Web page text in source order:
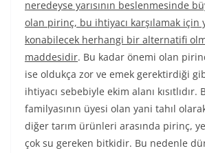
neredeyse yarısının beslenmesinde
olan pirinç, bu ihtiyacı karşılamak için
konabilecek herhangi bir alternatifi
maddesidir. Bu kadar önemi olan
ise oldukça zor ve emek gerektirdiği
ihtiyacı sebebiyle ekim alanı
familyasının üyesi olan yani tahıl
diğer tarım ürünleri arasında pirinç,
çok su gereken bitkidir. Bu nedenle